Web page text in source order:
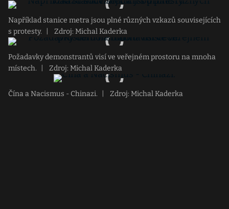
Například stanice metra jsou plné různých vzkazů souvisejících
s protesty.
Zdroj: Michal Kaderka
Požadavky demonstrantů visí ve veřejném prostoru na mnoha
místech.
Zdroj: Michal Kaderka
Čína a Nacismus - Chinazi. Zdroj: Michal Kaderka